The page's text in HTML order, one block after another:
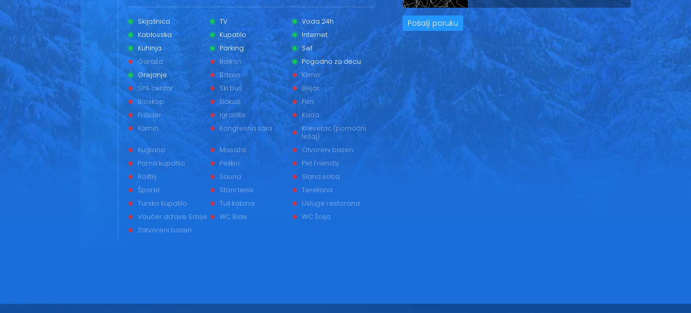
Skijašnica TV
Voda 24h
Kablovska
Kupatilo
Internet
Kuhinja
Parking
Sef
Garaža
Balkon
Pogodno za decu
Grejanje
Bazen
Klima
SPA centar
Ski bus
Bilijar
Bioskop
Đakuzi
Fen
Frižider
Igralište
Kada
Kamin
Kongresna sala
Krevetac (pomoćni
ležaj)
Kuglana
Masaža
Otvoreni bazen
Parno kupatilo
Peškiri
Pet Friendly
Roštilj
Sauna
Slana soba
Šporet
Stoni tenis
Teretana
Tursko kupatilo
Tuš kabina
Usluge restorana
Vaučer države Srbije
WC Bide
WC Šolja
Zatvoreni bazen
Pošalji poruku